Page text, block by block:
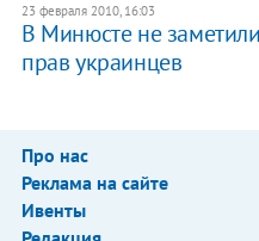
23 февраля 2010, 16:03
В Минюсте не
прав украинцев
Про нас
Реклама на сайте
Ивенты